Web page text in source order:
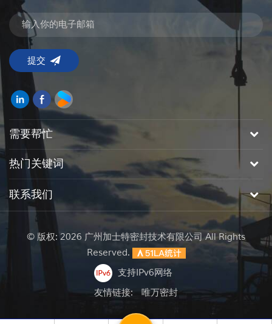
需要帮忙
热门关键词
联系我们
© 版权: 2026 广州加士特密封技术有限公司 All Rights
Reserved.
支持IPv6网络
友情链接:
唯万密封